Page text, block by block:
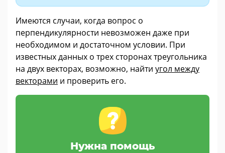
Имеются случаи, когда вопрос о
перпендикулярности невозможен даже при
необходимом и достаточном условии. При
известных данных о трех сторонах треугольника
на двух векторах, возможно, найти угол между
векторами и проверить его.
Нужна помощь